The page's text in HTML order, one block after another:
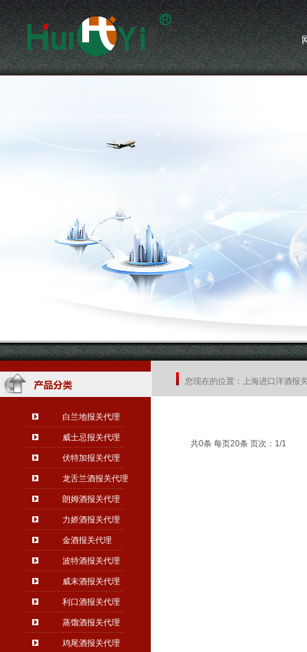
白兰地报关代理
威士忌报关代理
伏特加报关代理
龙舌兰酒报关代理
朗姆酒报关代理
力娇酒报关代理
金酒报关代理
波特酒报关代理
威末酒报关代理
利口酒报关代理
蒸馏酒报关代理
鸡尾酒报关代理
共0条 每页20条 页次：1/1
您现在的位置： 上海进口洋酒报